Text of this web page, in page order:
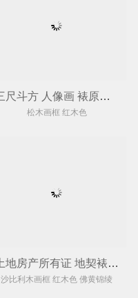
三尺斗方 人像画 裱原木色框
松木画框 红木色
土地房产所有证 地契裱画框
沙比利木画框 红木色 佛黄锦绫